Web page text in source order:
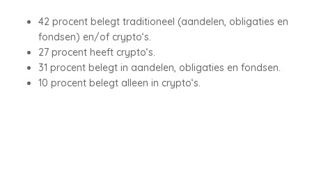
42 procent belegt traditioneel (aandelen, obligaties en
fondsen) en/of crypto‘s.
27 procent heeft crypto‘s.
31 procent belegt in aandelen, obligaties en fondsen.
10 procent belegt alleen in crypto‘s.